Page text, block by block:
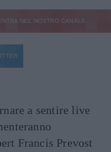
NEL NOSTRO CANALE
a sentire live
Francis Prevost